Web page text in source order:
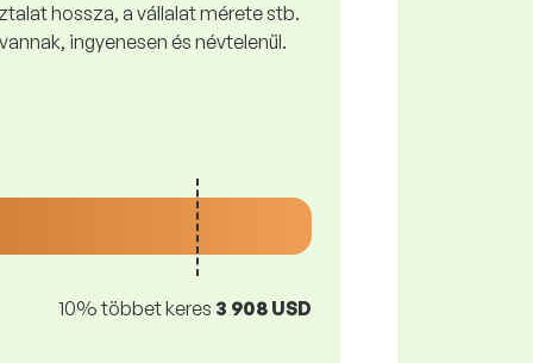
hossza, a vállalat mérete stb.
ingyenesen és névtelenül.
10% többet keres 3 908 USD